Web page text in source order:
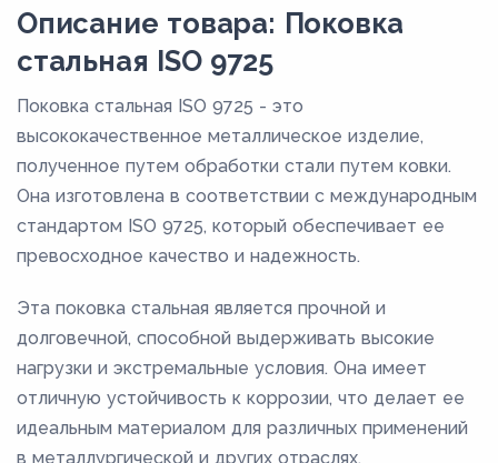
Описание товара: Поковка
стальная ISO 9725
Поковка стальная ISO 9725 - это
высококачественное металлическое изделие,
полученное путем обработки стали путем ковки.
Она изготовлена в соответствии с международным
стандартом ISO 9725, который обеспечивает ее
превосходное качество и надежность.
Эта поковка стальная является прочной и
долговечной, способной выдерживать высокие
нагрузки и экстремальные условия. Она имеет
отличную устойчивость к коррозии, что делает ее
идеальным материалом для различных применений
в металлургической и других отраслях.